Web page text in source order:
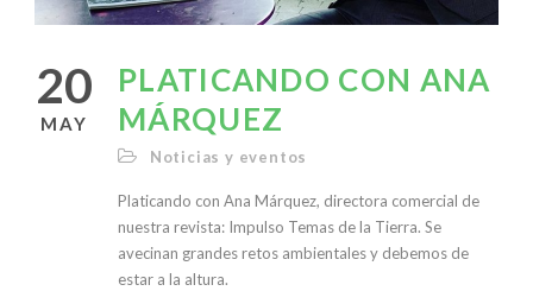
20
MAY
PLATICANDO CON ANA
MÁRQUEZ
Noticias y eventos
Platicando con Ana Márquez, directora comercial de
nuestra revista: Impulso Temas de la Tierra. Se
avecinan grandes retos ambientales y debemos de
estar a la altura.